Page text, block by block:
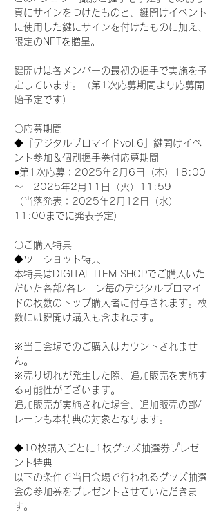
真にサインをつけたものと、鍵開けイベント
に使用した鍵にサインを付けたものに加え、
限定のNFTを贈呈。
鍵開けは各メンバーの最初の握手で実施を予
定しています。（第1次応募期間より応募開
始予定です）
〇応募期間
◆『デジタルブロマイドvol.6』鍵開けイベ
ント参加＆個別握手券付応募期間
●第1次応募：2025年2月6日（木）18:00
～　2025年2月11日（火）11:59
（当落発表：2025年2月12日（水）
11:00までに発表予定）
〇ご購入特典
◆ツーショット特典
本特典はDIGITAL ITEM SHOPでご購入いた
だいた各部/各レーン毎のデジタルブロマイ
ドの枚数のトップ購入者に付与されます。枚
数には鍵開け購入も含まれます。
※当日会場でのご購入はカウントされませ
ん。
※売り切れが発生した際、追加販売を実施す
る可能性がございます。
追加販売が実施された場合、追加販売の部/
レーンも本特典の対象となります。
◆10枚購入ごとに1枚グッズ抽選券プレゼ
ント特典
以下の条件で当日会場で行われるグッズ抽選
会の参加券をプレゼントさせていただきま
す。